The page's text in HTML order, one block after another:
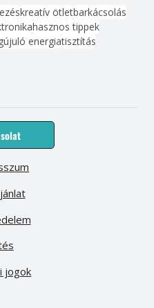
kreatív ötletbarkácsolás
hasznos tippek
energiatisztítás
jogok